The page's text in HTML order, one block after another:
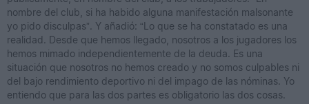
nombre del club, si ha habido alguna manifestación malsonante
yo pido disculpas”. Y añadió: “Lo que se ha constatado es una
realidad. Desde que hemos llegado, nosotros a los jugadores los
hemos mimado independientemente de la deuda. Es una
situación que nosotros no hemos creado y no somos culpables ni
del bajo rendimiento deportivo ni del impago de las nóminas. Yo
entiendo que para las dos partes es obligatorio las dos cosas.